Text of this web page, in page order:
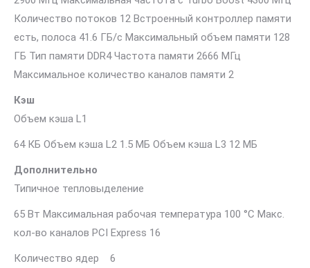
Количество потоков 12 Встроенный контроллер памяти
есть, полоса 41.6 ГБ/с Максимальный объем памяти 128
ГБ Тип памяти DDR4 Частота памяти 2666 МГц
Максимальное количество каналов памяти 2
Кэш
Объем кэша L1
64 КБ Объем кэша L2 1.5 МБ Объем кэша L3 12 МБ
Дополнительно
Типичное тепловыделение
65 Вт Максимальная рабочая температура 100 °C Макс.
кол-во каналов PCI Express 16
Количество ядер 6